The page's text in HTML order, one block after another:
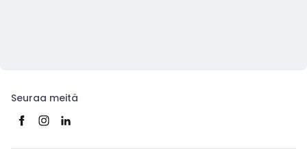
Seuraa meitä